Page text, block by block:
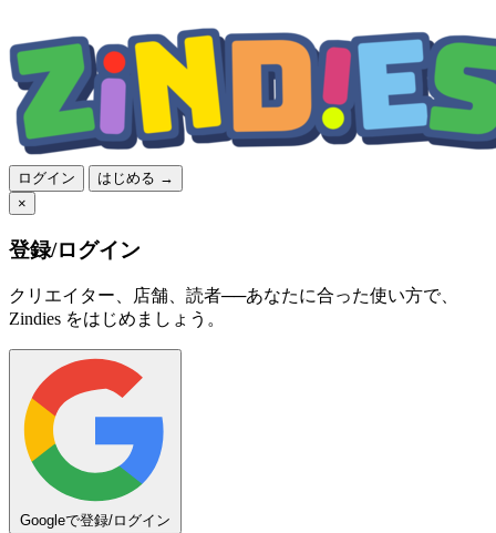
ログイン
はじめる →
×
登録/ログイン
クリエイター、店舗、読者──あなたに合った使い方で、
Zindies をはじめましょう。
Googleで登録/ログイン